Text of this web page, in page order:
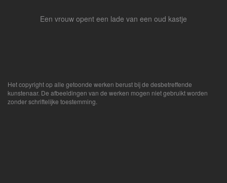
Een vrouw opent een lade van een oud kastje
Het copyright op alle getoonde werken berust bij de desbetreffende
kunstenaar. De afbeeldingen van de werken mogen niet gebruikt worden
zonder schriftelijke toestemming.